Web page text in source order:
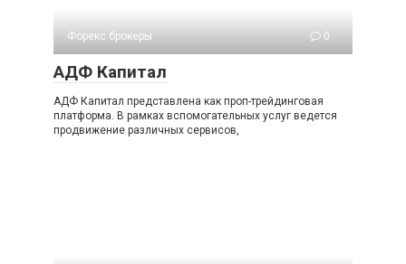
Форекс брокеры 0
АДФ Капитал
АДФ Капитал представлена как проп-трейдинговая
платформа. В рамках вспомогательных услуг ведется
продвижение различных сервисов,